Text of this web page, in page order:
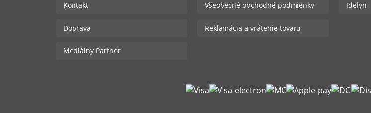
Kontakt
Doprava
Mediálny Partner
Všeobecné obchodné podmienky
Reklamácia a vrátenie tovaru
Idelyn